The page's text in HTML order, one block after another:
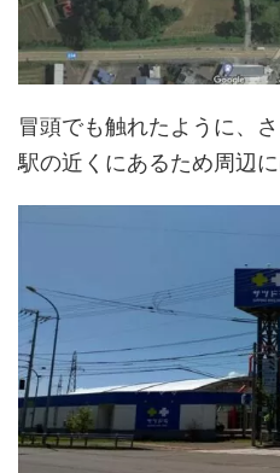
冒頭でも触れたように、
駅の近くにあるため周辺